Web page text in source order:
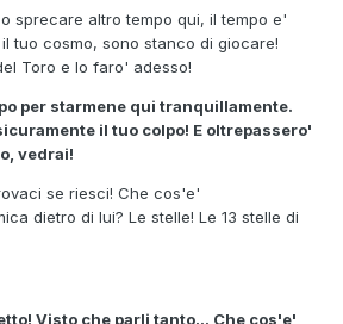
sprecare altro tempo qui, il tempo e'
tuo cosmo, sono stanco di giocare!
Toro e lo faro' adesso!
per starmene qui tranquillamente.
il tuo colpo! E oltrepassero'
vedrai!
se riesci! Che cos'e'
dietro di lui? Le stelle! Le 13 stelle di
Visto che parli tanto... Che cos'e'